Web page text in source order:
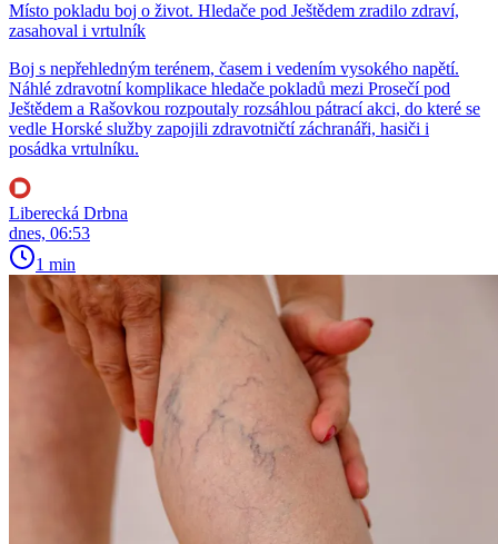
Místo pokladu boj o život. Hledače pod Ještědem zradilo zdraví,
zasahoval i vrtulník
Boj s nepřehledným terénem, časem i vedením vysokého napětí.
Náhlé zdravotní komplikace hledače pokladů mezi Prosečí pod
Ještědem a Rašovkou rozpoutaly rozsáhlou pátrací akci, do které se
vedle Horské služby zapojili zdravotničtí záchranáři, hasiči i
posádka vrtulníku.
Liberecká Drbna
dnes, 06:53
1 min